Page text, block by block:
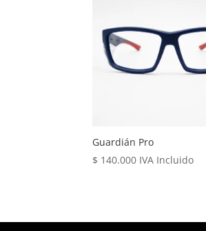
Guardián Pro
$ 140.000 IVA Incluido